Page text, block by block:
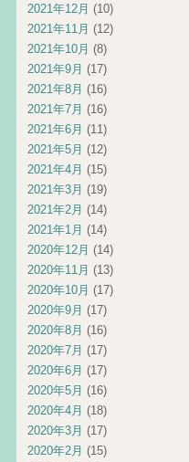
2021年12月 (10)
2021年11月 (12)
2021年10月 (8)
2021年9月 (17)
2021年8月 (16)
2021年7月 (16)
2021年6月 (11)
2021年5月 (12)
2021年4月 (15)
2021年3月 (19)
2021年2月 (14)
2021年1月 (14)
2020年12月 (14)
2020年11月 (13)
2020年10月 (17)
2020年9月 (17)
2020年8月 (16)
2020年7月 (17)
2020年6月 (17)
2020年5月 (16)
2020年4月 (18)
2020年3月 (17)
2020年2月 (15)